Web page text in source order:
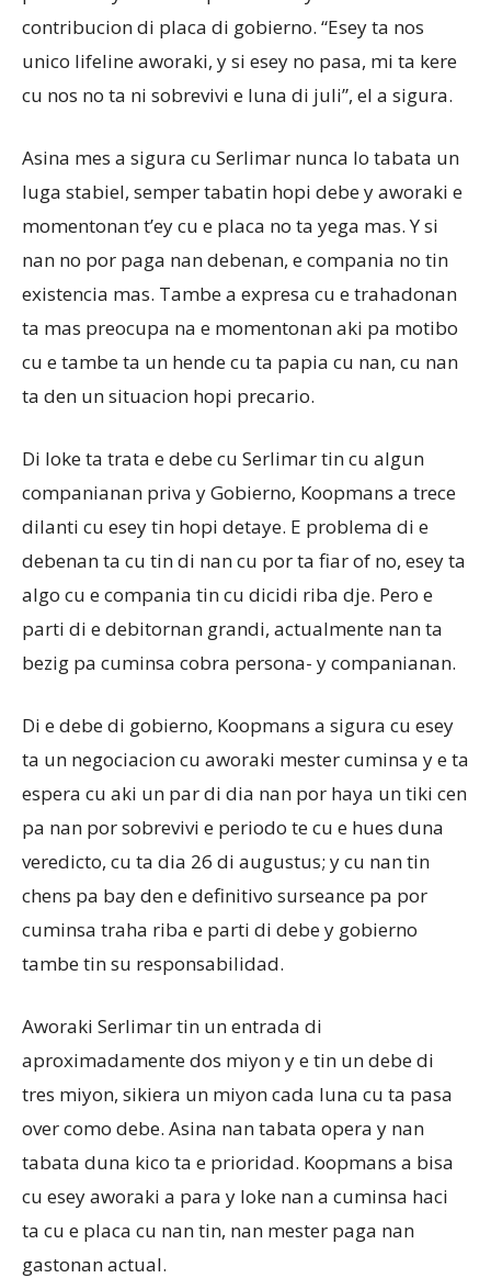
contribucion di placa di gobierno. “Esey ta nos
unico lifeline aworaki, y si esey no pasa, mi ta kere
cu nos no ta ni sobrevivi e luna di juli”, el a sigura.
Asina mes a sigura cu Serlimar nunca lo tabata un
luga stabiel, semper tabatin hopi debe y aworaki e
momentonan t’ey cu e placa no ta yega mas. Y si
nan no por paga nan debenan, e compania no tin
existencia mas. Tambe a expresa cu e trahadonan
ta mas preocupa na e momentonan aki pa motibo
cu e tambe ta un hende cu ta papia cu nan, cu nan
ta den un situacion hopi precario.
Di loke ta trata e debe cu Serlimar tin cu algun
companianan priva y Gobierno, Koopmans a trece
dilanti cu esey tin hopi detaye. E problema di e
debenan ta cu tin di nan cu por ta fiar of no, esey ta
algo cu e compania tin cu dicidi riba dje. Pero e
parti di e debitornan grandi, actualmente nan ta
bezig pa cuminsa cobra persona- y companianan.
Di e debe di gobierno, Koopmans a sigura cu esey
ta un negociacion cu aworaki mester cuminsa y e ta
espera cu aki un par di dia nan por haya un tiki cen
pa nan por sobrevivi e periodo te cu e hues duna
veredicto, cu ta dia 26 di augustus; y cu nan tin
chens pa bay den e definitivo surseance pa por
cuminsa traha riba e parti di debe y gobierno
tambe tin su responsabilidad.
Aworaki Serlimar tin un entrada di
aproximadamente dos miyon y e tin un debe di
tres miyon, sikiera un miyon cada luna cu ta pasa
over como debe. Asina nan tabata opera y nan
tabata duna kico ta e prioridad. Koopmans a bisa
cu esey aworaki a para y loke nan a cuminsa haci
ta cu e placa cu nan tin, nan mester paga nan
gastonan actual.